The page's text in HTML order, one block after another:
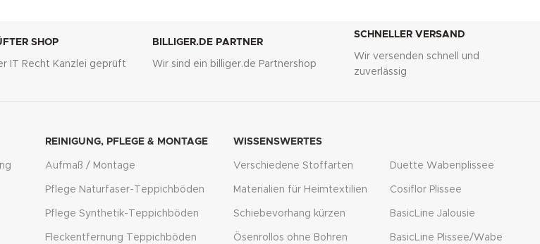
SHOP
IT Recht Kanzlei geprüft
BILLIGER.DE PARTNER
Wir sind ein billiger.de Partnershop
SCHNELLER VERSAND
Wir versenden schnell und
zuverlässig
REINIGUNG, PFLEGE & MONTAGE
Aufmaß / Montage
Pflege Naturfaser-Teppichböden
Pflege Synthetik-Teppichböden
Fleckentfernung Teppichböden
WISSENSWERTES
Verschiedene Stoffarten
Materialien für Heimtextilien
Schiebevorhang kürzen
Ösenrollos ohne Bohren
Duette Wabenplissee
Cosiflor Plissee
BasicLine Jalousie
BasicLine Plissee/Wabe